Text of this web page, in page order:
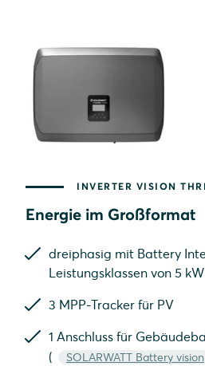
INVERTER VISION
Energie im Großformat
dreiphasig mit Battery
Leistungsklassen von 5
3 MPP-Tracker für PV
1 Anschluss für
(
SOLARWATT Battery vision